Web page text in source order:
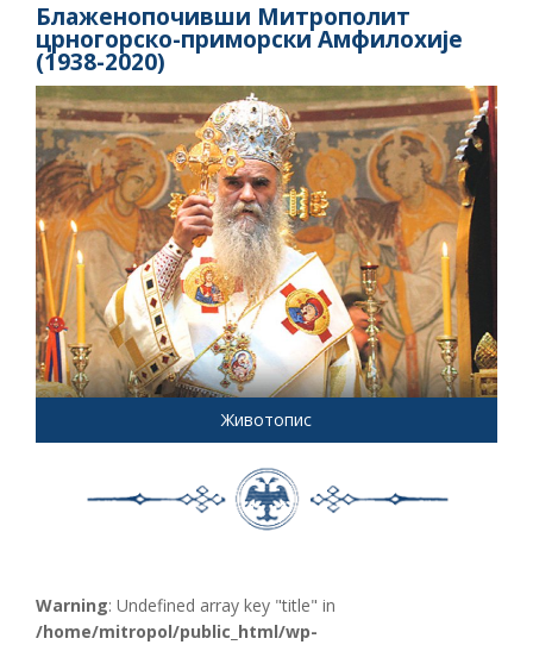
Блаженопочивши Митрополит
црногорско-приморски Амфилохије
(1938-2020)
Животопис
Warning: Undefined array key "title" in
/home/mitropol/public_html/wp-